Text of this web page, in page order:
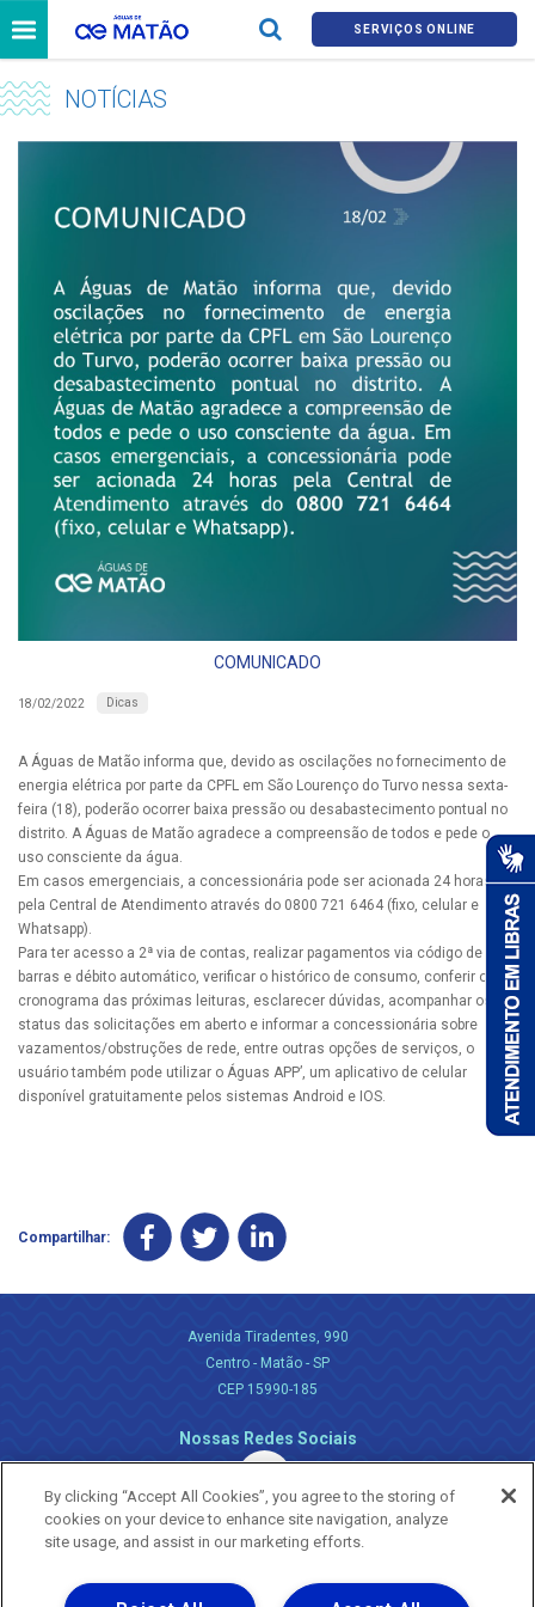
SERVIÇOS ONLINE
NOTÍCIAS
COMUNICADO
18/02/2022 Dicas
A Águas de Matão informa que, devido as oscilações no fornecimento de
energia elétrica por parte da CPFL em São Lourenço do Turvo nessa sexta-
feira (18), poderão ocorrer baixa pressão ou desabastecimento pontual no
distrito. A Águas de Matão agradece a compreensão de todos e pede o
uso consciente da água.
Em casos emergenciais, a concessionária pode ser acionada 24 horas
pela Central de Atendimento através do 0800 721 6464 (fixo, celular e
Whatsapp).
Para ter acesso a 2ª via de contas, realizar pagamentos via código de
barras e débito automático, verificar o histórico de consumo, conferir o
cronograma das próximas leituras, esclarecer dúvidas, acompanhar os
status das solicitações em aberto e informar a concessionária sobre
vazamentos/obstruções de rede, entre outras opções de serviços, o
usuário também pode utilizar o Águas APP’, um aplicativo de celular
disponível gratuitamente pelos sistemas Android e IOS.
Compartilhar:
Avenida Tiradentes, 990
Centro - Matão - SP
CEP 15990-185
Nossas Redes Sociais
By clicking “Accept All Cookies”, you agree to the storing of
cookies on your device to enhance site navigation, analyze
site usage, and assist in our marketing efforts.